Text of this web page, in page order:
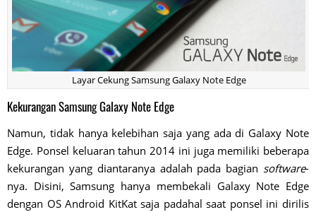
Layar Cekung Samsung Galaxy Note Edge
Kekurangan Samsung Galaxy Note Edge
Namun, tidak hanya kelebihan saja yang ada di Galaxy Note
Edge. Ponsel keluaran tahun 2014 ini juga memiliki beberapa
kekurangan yang diantaranya adalah pada bagian software-
nya. Disini, Samsung hanya membekali Galaxy Note Edge
dengan OS Android KitKat saja padahal saat ponsel ini dirilis